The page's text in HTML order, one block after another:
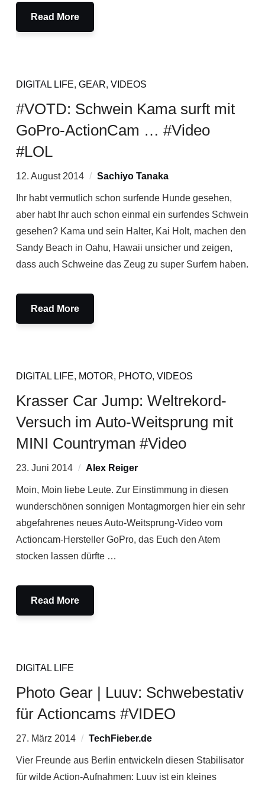
Read More
DIGITAL LIFE, GEAR, VIDEOS
#VOTD: Schwein Kama surft mit
GoPro-ActionCam … #Video
#LOL
12. August 2014 Sachiyo Tanaka
Ihr habt vermutlich schon surfende Hunde gesehen,
aber habt Ihr auch schon einmal ein surfendes Schwein
gesehen? Kama und sein Halter, Kai Holt, machen den
Sandy Beach in Oahu, Hawaii unsicher und zeigen,
dass auch Schweine das Zeug zu super Surfern haben.
Read More
DIGITAL LIFE, MOTOR, PHOTO, VIDEOS
Krasser Car Jump: Weltrekord-
Versuch im Auto-Weitsprung mit
MINI Countryman #Video
23. Juni 2014 Alex Reiger
Moin, Moin liebe Leute. Zur Einstimmung in diesen
wunderschönen sonnigen Montagmorgen hier ein sehr
abgefahrenes neues Auto-Weitsprung-Video vom
Actioncam-Hersteller GoPro, das Euch den Atem
stocken lassen dürfte …
Read More
DIGITAL LIFE
Photo Gear | Luuv: Schwebestativ
für Actioncams #VIDEO
27. März 2014 TechFieber.de
Vier Freunde aus Berlin entwickeln diesen Stabilisator
für wilde Action-Aufnahmen: Luuv ist ein kleines